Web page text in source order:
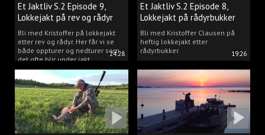
24:28
Et Jaktliv S.2 Episode 9,
Lokkejakt på rev og rådyr
med Kristoffer Clausen
Bli med Kristoffer på lokkejakt
etter rev og rådyr. Her får vi se
både oppturer og nedturer som
det ofte blir under jakt.
19:26
Et Jaktliv S.2 Episode 8,
Lokkejakt på rådyrbukker
2023 nr. 1
Bli med Kristoffer Clausen på
heftig lokkejakt etter
rådyrbukker.